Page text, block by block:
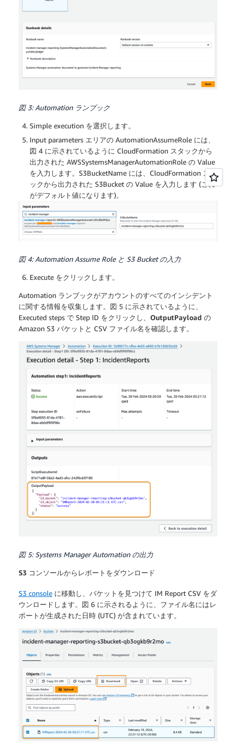
図 3: Automation ランブック
Simple execution を選択します。
Input parameters エリアの AutomationAssumeRole には、
図 4 に示されているように CloudFormation スタックから
出力された AWSSystemsManagerAutomationRole の Value
を入力します。S3BucketName には、CloudFormation スタ
ックから出力された S3Bucket の Value を入力します (これ
がデフォルト値になります)。
図 4: Automation Assume Role と S3 Bucket の入力
Execute をクリックします。
Automation ランブックがアカウントのすべてのインシデント
に関する情報を収集します。図 5 に示されているように、
Executed steps で Step ID をクリックし、 OutputPayload の
Amazon S3 バケットと CSV ファイル名を確認します。
図 5: Systems Manager Automation の出力
S3 コンソールからレポートをダウンロード
S3 console に移動し、バケットを見つけて IM Report CSV をダ
ウンロードします。図 6 に示されるように、ファイル名にはレ
ポートが生成された日時 (UTC) が含まれています。